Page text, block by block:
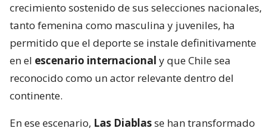
crecimiento sostenido de sus selecciones nacionales,
tanto femenina como masculina y juveniles, ha
permitido que el deporte se instale definitivamente
en el escenario internacional y que Chile sea
reconocido como un actor relevante dentro del
continente.
En ese escenario, Las Diablasse han transformado